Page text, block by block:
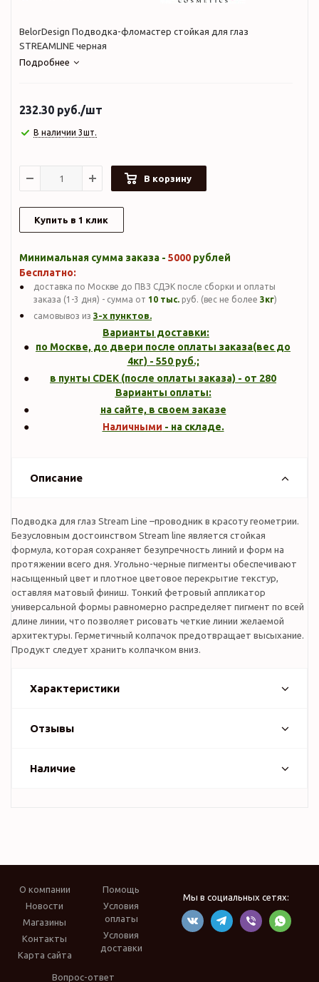
BelorDesign Подводка-фломастер стойкая для глаз
STREAMLINE черная
Подробнее
232.30 руб./шт
В наличии 3шт.
В корзину
Купить в 1 клик
Минимальная сумма заказа - 5000 рублей
Бесплатно:
доставка по Москве до ПВЗ СДЭК после сборки и оплаты
заказа (1-3 дня) - сумма от 10 тыс. руб. (вес не более 3кг)
самовывоз из 3-х пунктов.
Варианты доставки:
по Москве, до двери после оплаты заказа(вес до
4кг) - 550руб.;
в пунты CDEK (после оплаты заказа) - от 280
Варианты оплаты:
на сайте, в своем заказе
Наличными - на складе.
Описание
Подводка для глаз Stream Line –проводник в красоту геометрии.
Безусловным достоинством Stream line является стойкая
формула, которая сохраняет безупречность линий и форм на
протяжении всего дня. Угольно-черные пигменты обеспечивают
насыщенный цвет и плотное цветовое перекрытие текстур,
оставляя матовый финиш. Тонкий фетровый аппликатор
универсальной формы равномерно распределяет пигмент по всей
длине линии, что позволяет рисовать четкие линии желаемой
архитектуры. Герметичный колпачок предотвращает высыхание.
Продукт следует хранить колпачком вниз.
Характеристики
Отзывы
Наличие
О компании
Новости
Магазины
Контакты
Карта сайта
Помощь
Условия
оплаты
Условия
доставки
Вопрос-ответ
Мы в социальных сетях: